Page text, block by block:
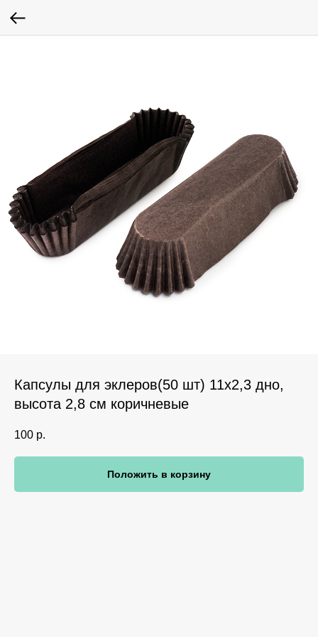
Капсулы для эклеров(50 шт) 11х2,3 дно,
высота 2,8 см коричневые
100 р.
Положить в корзину